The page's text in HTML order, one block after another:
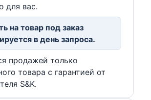
для вас.
на товар под заказ
в день запроса.
продажей только
товара с гарантией от
S&K.